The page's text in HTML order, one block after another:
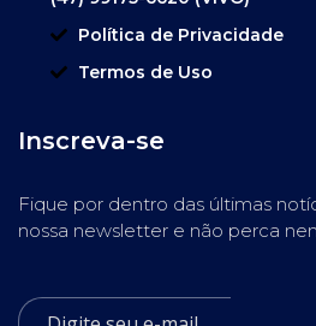
Política de Privacidade
Termos de Uso
Inscreva-se
Fique por dentro das últimas
nossa newsletter e não perca